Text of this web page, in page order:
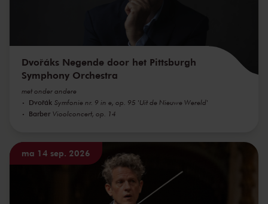
Dvořáks Negende door het Pittsburgh
Symphony Orchestra
met onder andere
Dvořák Symfonie nr. 9 in e, op. 95 'Uit de Nieuwe Wereld'
Barber Vioolconcert, op. 14
ma 14 sep. 2026